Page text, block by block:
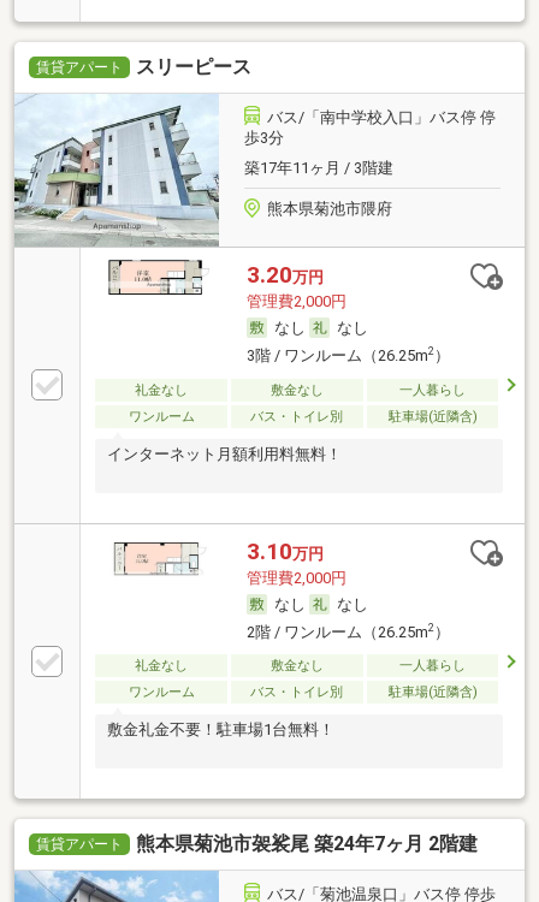
賃貸アパート スリーピース
バス/「南中学校入口」バス停 停
歩3分
築17年11ヶ月 / 3階建
熊本県菊池市隈府
3.20万円
管理費2,000円
なし
なし
3階 / ワンルーム（26.25m2）
礼金なし 敷金なし
一人暮らし
ワンルーム
バス・トイレ別 駐車場(近隣含)
インターネット月額利用料無料！
3.10万円
管理費2,000円
なし
なし
2階 / ワンルーム（26.25m2）
礼金なし 敷金なし
一人暮らし
ワンルーム
バス・トイレ別 駐車場(近隣含)
敷金礼金不要！駐車場1台無料！
賃貸アパート 熊本県菊池市袈裟尾 築24年7ヶ月 2階建
バス/「菊池温泉口」バス停 停歩